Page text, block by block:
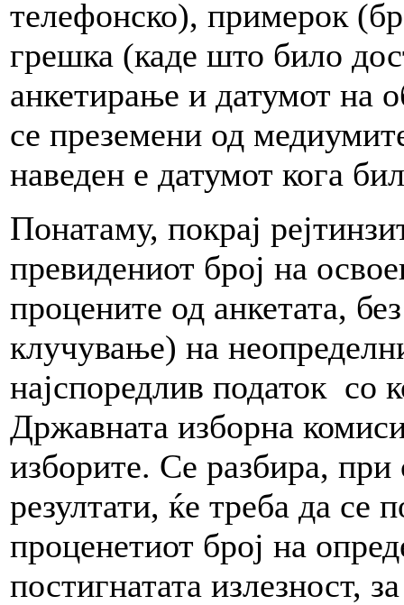
телефонско), примерок
грешка (каде што било
анкетирање и датумот на
се преземени од
наведен е датумот кога
Понатаму, покрај
превидениот број на
процените од анкетата,
клучување) на
најспоредлив податок со
Државната изборна
изборите. Се разбира, при
резултати, ќе треба да се
проценетиот број на
постигнатата излезност,